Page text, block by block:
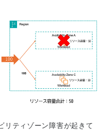
リティゾーン障害が起きて